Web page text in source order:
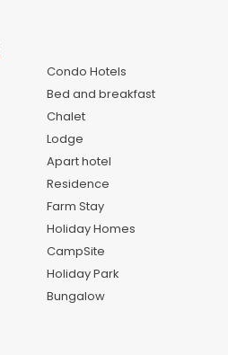
Condo Hotels
Bed and breakfast
Chalet
Lodge
Apart hotel
Residence
Farm Stay
Holiday Homes
CampSite
Holiday Park
Bungalow